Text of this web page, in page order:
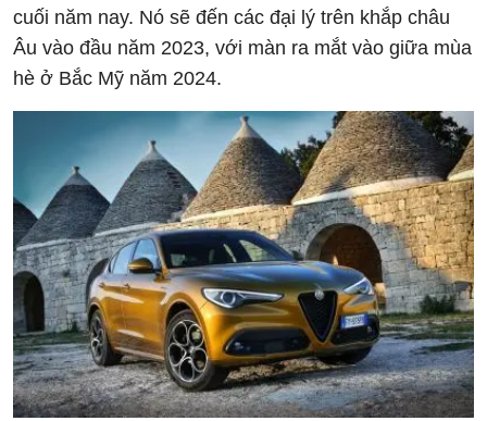
cuối năm nay. Nó sẽ đến các đại lý trên khắp châu
Âu vào đầu năm 2023, với màn ra mắt vào giữa mùa
hè ở Bắc Mỹ năm 2024.